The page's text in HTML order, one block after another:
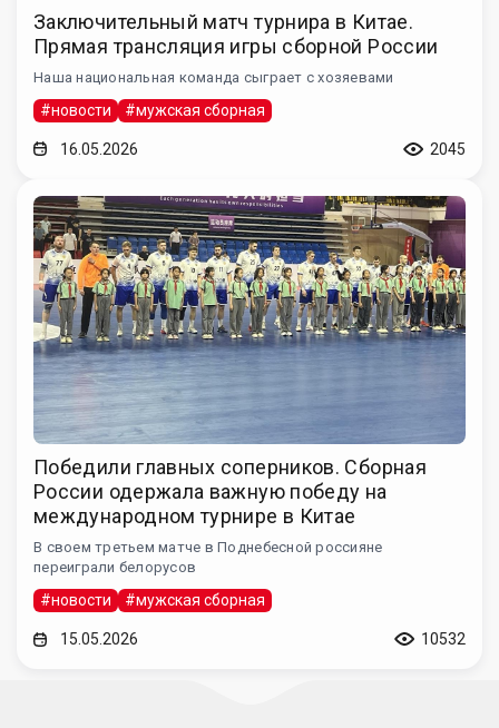
Заключительный матч турнира в Китае.
Прямая трансляция игры сборной России
Наша национальная команда сыграет с хозяевами
#новости #мужская сборная
16.05.2026 2045
Победили главных соперников. Сборная
России одержала важную победу на
международном турнире в Китае
В своем третьем матче в Поднебесной россияне
переиграли белорусов
#новости #мужская сборная
15.05.2026 10532